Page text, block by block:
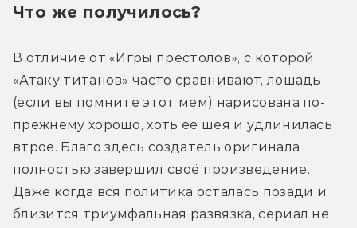
Что же получилось?
В отличие от «Игры престолов», с которой
«Атаку титанов» часто сравнивают, лошадь
(если вы помните этот мем) нарисована по-
прежнему хорошо, хоть её шея и удлинилась
втрое. Благо здесь создатель оригинала
полностью завершил своё произведение.
Даже когда вся политика осталась позади и
близится триумфальная развязка, сериал не